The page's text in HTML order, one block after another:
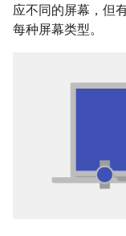
应不同的屏幕，但
每种屏幕类型。